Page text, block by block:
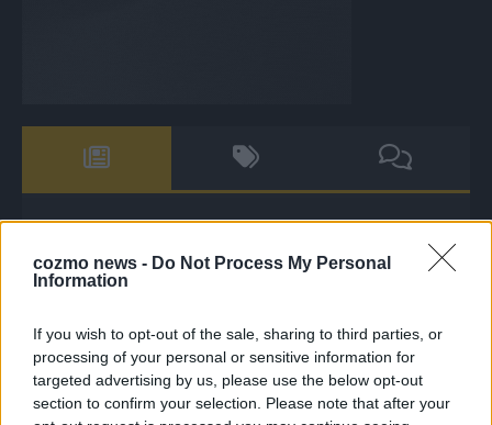
cozmo news - Do Not Process My Personal
Information
If you wish to opt-out of the sale, sharing to third parties, or
processing of your personal or sensitive information for
targeted advertising by us, please use the below opt-out
section to confirm your selection. Please note that after your
Comedienne gewinnt als Muuhnika
The Masked Singer: Lieblingssong: Muuhnika kehrt mit
Lady Gagas „Abracadabra“ zurück
The Masked Singer: Lieblingssong: Rave-Ioli berührt